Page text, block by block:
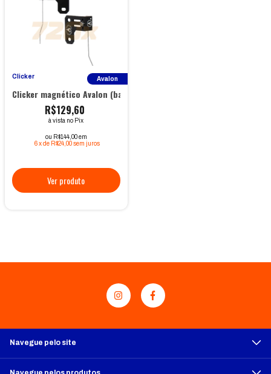
Clicker Avalon
Clicker magnético Avalon (base de mira)
R$129,60
à vista no Pix
ou R$144,00 em
6 xde R$24,00 sem juros
Navegue pelo site